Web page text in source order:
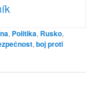
, Politika, Rusko,
,boj proti